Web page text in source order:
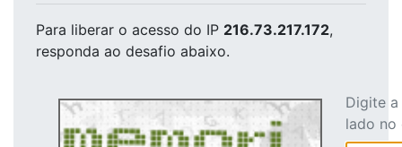
Para liberar o acesso do IP 216.73.217.172,
responda ao desafio abaixo.
Digite
lado no